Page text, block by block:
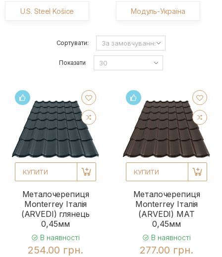
U.S. Steel Košice Модуль-Україна
Сортувати:
Показати
КУПИТИ
Металочерепиця
Monterrey Італія
(ARVEDI) глянець
0,45мм
В наявності
254.00 грн.
КУПИТИ
Металочерепиця
Monterrey Італія
(ARVEDI) МАТ
0,45мм
В наявності
277.00 грн.